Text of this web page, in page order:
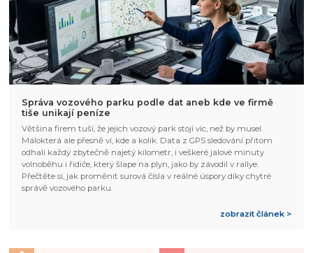
Správa vozového parku podle dat aneb kde ve firmě
tiše unikají peníze
Většina firem tuší, že jejich vozový park stojí víc, než by musel.
Málokterá ale přesně ví, kde a kolik. Data z GPS sledování přitom
odhalí každý zbytečně najetý kilometr, i veškeré jalové minuty
volnoběhu i řidiče, který šlape na plyn, jako by závodil v rallye.
Přečtěte si, jak proměnit surová čísla v reálné úspory díky chytré
správě vozového parku.
zobrazit článek >